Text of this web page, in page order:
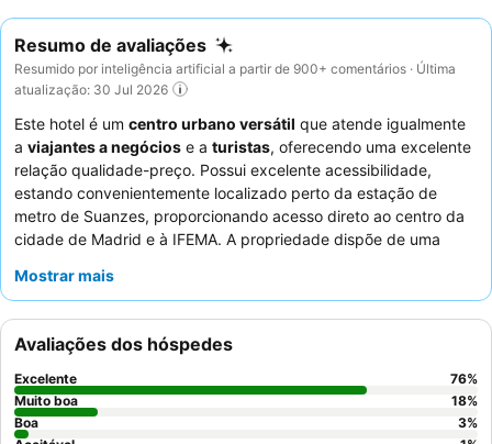
Resumo de avaliações
Resumido por inteligência artificial a partir de 900+ comentários · Última
atualização: 30 Jul 2026
Este hotel é um centro urbano versátil que atende igualmente
a viajantes a negócios e a turistas, oferecendo uma excelente
relação qualidade-preço. Possui excelente acessibilidade,
estando convenientemente localizado perto da estação de
metro de Suanzes, proporcionando acesso direto ao centro da
cidade de Madrid e à IFEMA. A propriedade dispõe de uma
perfeito para descontrair após um dia de exploração ou
serviço
pela sua simpatia e profissionalismo, e o pequeno-
almoço externo num café próximo é destacado pela sua
qualidade e serviço amigável. Para uma estadia mais tranquila,
os hóspedes são aconselhados a escolher um quarto virado
para o jardim.
Mostrar mais
Avaliações dos hóspedes
Excelente 76%
Muito boa
18%
Boa
3%